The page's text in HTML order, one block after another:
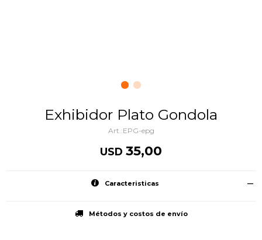
Exhibidor Plato Gondola
EPG-epg
USD 35,00
Caracteristicas
Métodos y costos de envío